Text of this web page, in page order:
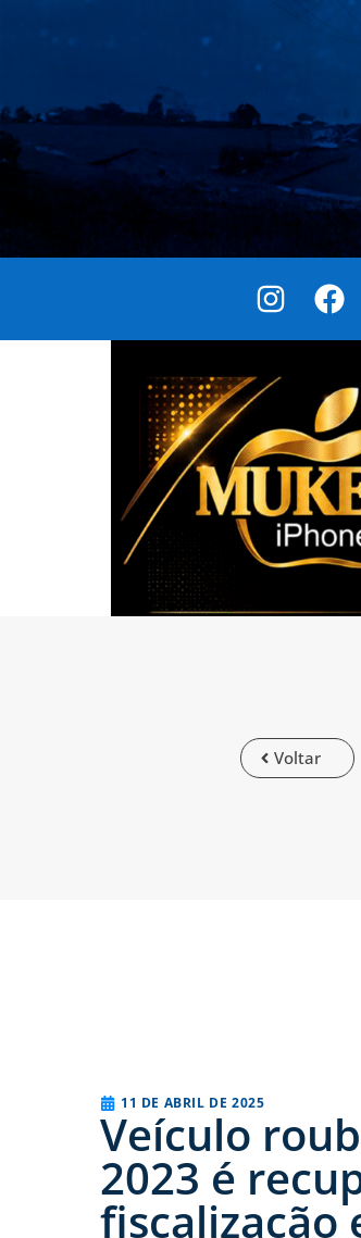
Voltar
11 DE ABRIL DE 2025
Veículo
2023 é
fiscalização